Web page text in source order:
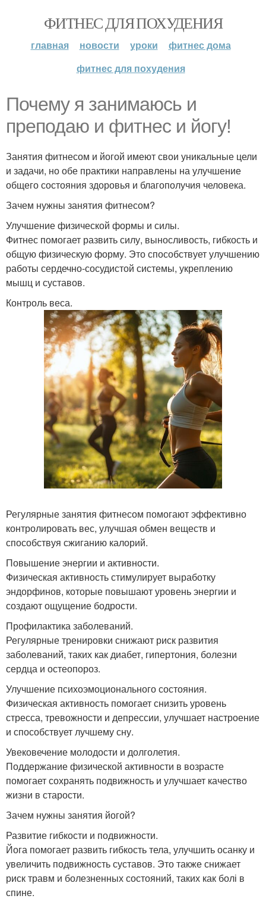
ФИТНЕС ДЛЯ ПОХУДЕНИЯ
главная новости уроки
фитнес дома
фитнес для похудения
Почему я занимаюсь и
преподаю и фитнес и йогу!
Занятия фитнесом и йогой имеют свои уникальные цели
и задачи, но обе практики направлены на улучшение
общего состояния здоровья и благополучия человека.
Зачем нужны занятия фитнесом?
Улучшение физической формы и силы.
Фитнес помогает развить силу, выносливость, гибкость и
общую физическую форму. Это способствует улучшению
работы сердечно-сосудистой системы, укреплению
мышц и суставов.
Контроль веса.
Регулярные занятия фитнесом помогают эффективно
контролировать вес, улучшая обмен веществ и
способствуя сжиганию калорий.
Повышение энергии и активности.
Физическая активность стимулирует выработку
эндорфинов, которые повышают уровень энергии и
создают ощущение бодрости.
Профилактика заболеваний.
Регулярные тренировки снижают риск развития
заболеваний, таких как диабет, гипертония, болезни
сердца и остеопороз.
Улучшение психоэмоционального состояния.
Физическая активность помогает снизить уровень
стресса, тревожности и депрессии, улучшает настроение
и способствует лучшему сну.
Увековечение молодости и долголетия.
Поддержание физической активности в возрасте
помогает сохранять подвижность и улучшает качество
жизни в старости.
Зачем нужны занятия йогой?
Развитие гибкости и подвижности.
Йога помогает развить гибкость тела, улучшить осанку и
увеличить подвижность суставов. Это также снижает
риск травм и болезненных состояний, таких как болі в
спине.